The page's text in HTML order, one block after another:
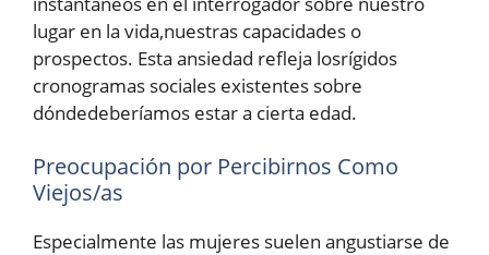
lugar en la vida,nuestras capacidades o
prospectos. Esta ansiedad refleja losrígidos
cronogramas sociales existentes sobre
dóndedeberíamos estar a cierta edad.
Preocupación por Percibirnos Como
Viejos/as
Especialmente las mujeres suelen angustiarse de